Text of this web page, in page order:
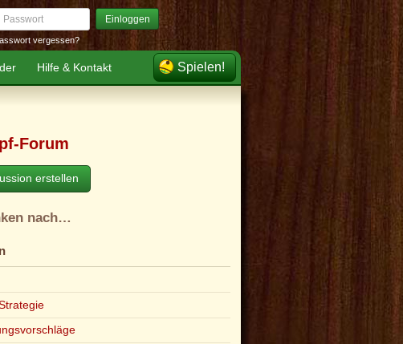
Einloggen
vergessen?
Hilfe & Kontakt Spielen!
Forum
erstellen
nach…